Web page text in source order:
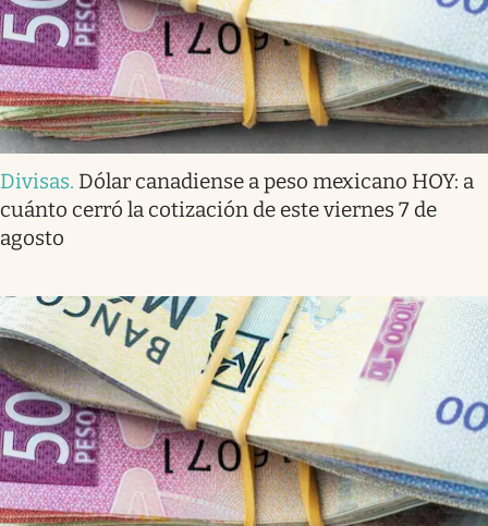
Divisas. Dólar canadiense a peso mexicano HOY: a
cuánto cerró la cotización de este viernes 7 de
agosto